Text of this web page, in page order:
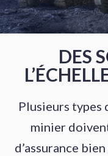
DES
Plusieurs types
minier
d’assurance